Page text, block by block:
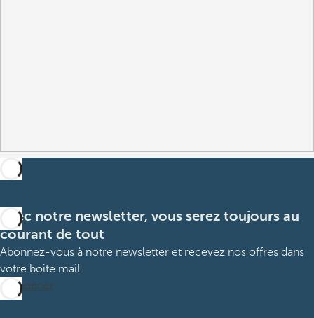
Avec notre newsletter, vous serez toujours au
courant de tout
Abonnez-vous à notre newsletter et recevez nos offres dans
votre boite mail
M’abonner